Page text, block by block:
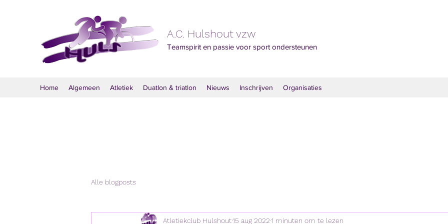
A.C. Hulshout vzw
Teamspirit en passie voor sport ondersteunen
Home Algemeen Atletiek Duatlon & triatlon Nieuws Inschrijven Organisaties
Alle blogposts
Atletiekclub Hulshout15 aug 20221 minuten om te lezen